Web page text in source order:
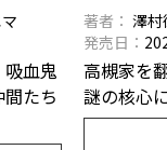
血鬼
たち
著者 澤村
発売日
高槻家を
謎の核心